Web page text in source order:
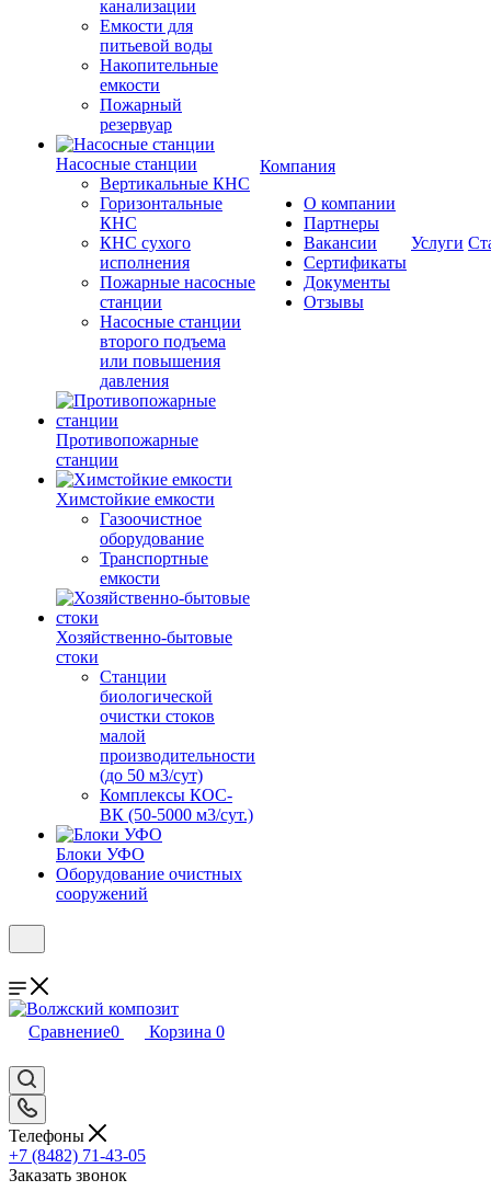
канализации
Емкости для
питьевой воды
Накопительные
емкости
Пожарный
резервуар
Насосные станции
Вертикальные КНС
Горизонтальные
КНС
КНС сухого
исполнения
Пожарные насосные
станции
Насосные cтанции
второго подъема
или повышения
давления
Противопожарные
станции
Химстойкие емкости
Газоочистное
оборудование
Транспортные
емкости
Хозяйственно-бытовые
стоки
Станции
биологической
очистки стоков
малой
производительности
(до 50 м3/сут)
Комплексы КОС-
ВК (50-5000 м3/сут.)
Блоки УФО
Оборудование очистных
сооружений
Компания
О компании
Партнеры
Вакансии
Сертификаты
Документы
Отзывы
Услуги
Сравнение0 Корзина 0
Телефоны
+7 (8482) 71-43-05
Заказать звонок